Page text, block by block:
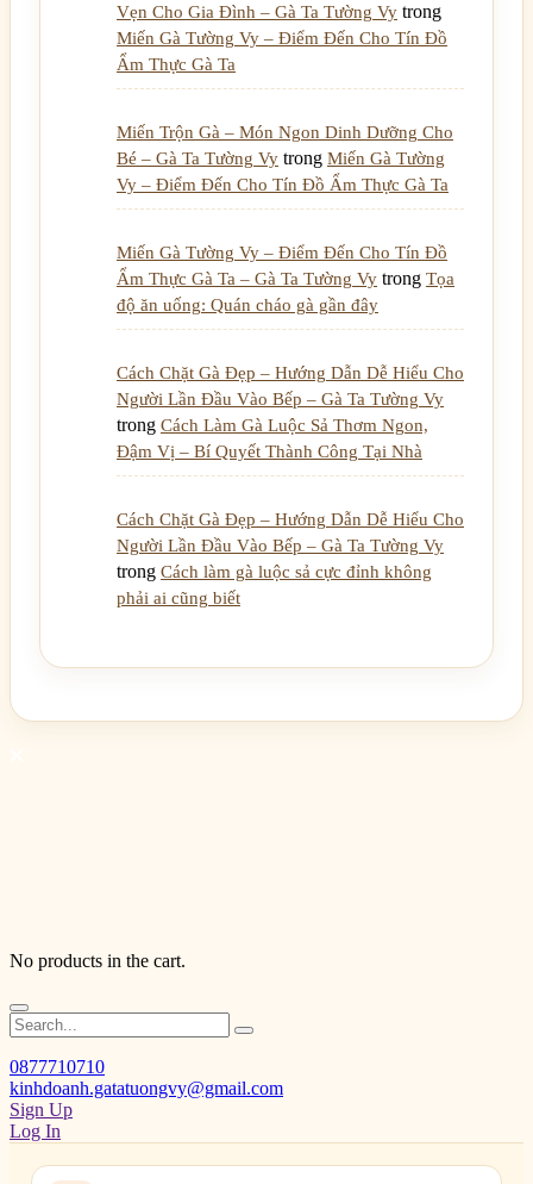
Vẹn Cho Gia Đình – Gà Ta Tường Vy trong
Miến Gà Tường Vy – Điểm Đến Cho Tín Đồ
Ẩm Thực Gà Ta
Miến Trộn Gà – Món Ngon Dinh Dưỡng Cho
Bé – Gà Ta Tường Vy trong Miến Gà Tường
Vy – Điểm Đến Cho Tín Đồ Ẩm Thực Gà Ta
Miến Gà Tường Vy – Điểm Đến Cho Tín Đồ
Ẩm Thực Gà Ta – Gà Ta Tường Vy trong Tọa
độ ăn uống: Quán cháo gà gần đây
Cách Chặt Gà Đẹp – Hướng Dẫn Dễ Hiểu Cho
Người Lần Đầu Vào Bếp – Gà Ta Tường Vy
trong Cách Làm Gà Luộc Sả Thơm Ngon,
Đậm Vị – Bí Quyết Thành Công Tại Nhà
Cách Chặt Gà Đẹp – Hướng Dẫn Dễ Hiểu Cho
Người Lần Đầu Vào Bếp – Gà Ta Tường Vy
trong Cách làm gà luộc sả cực đỉnh không
phải ai cũng biết
No products in the cart.
0877710710
kinhdoanh.gatatuongvy@gmail.com
Sign Up
Log In